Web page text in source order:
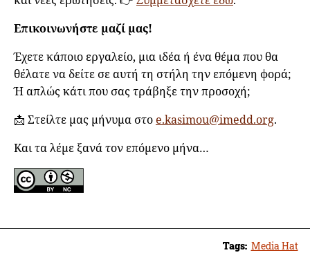
Επικοινωνήστε μαζί μας!
Έχετε κάποιο εργαλείο, μια ιδέα ή ένα θέμα που θα
θέλατε να δείτε σε αυτή τη στήλη την επόμενη φορά;
Ή απλώς κάτι που σας τράβηξε την προσοχή;
📩 Στείλτε μας μήνυμα στο e.kasimou@imedd.org.
Και τα λέμε ξανά τον επόμενο μήνα…
Tags: Media Hat